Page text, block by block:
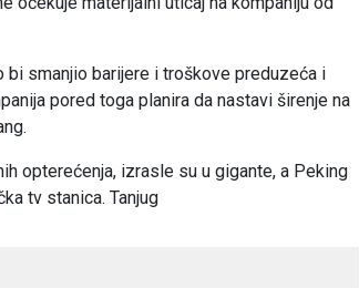
smanjio barijere i troškove preduzeća i
pored toga planira da nastavi širenje na
opterećenja, izrasle su u gigante, a Peking
tv stanica. Tanjug